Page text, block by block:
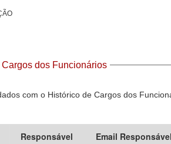
Abertos
Cargos dos Funcionários
com o Histórico de Cargos dos
Responsável
Email